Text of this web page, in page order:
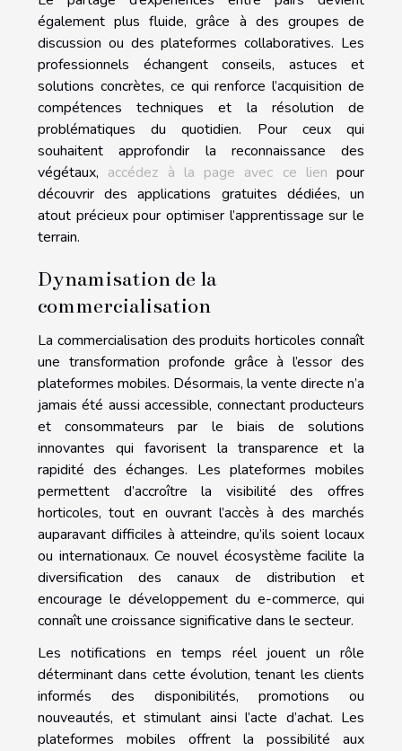
également plus fluide, grâce à des groupes de
discussion ou des plateformes collaboratives. Les
professionnels échangent conseils, astuces et
solutions concrètes, ce qui renforce l’acquisition de
compétences techniques et la résolution de
problématiques du quotidien. Pour ceux qui
souhaitent approfondir la reconnaissance des
végétaux, accédez à la page avec ce lien pour
découvrir des applications gratuites dédiées, un
atout précieux pour optimiser l’apprentissage sur le
terrain.
Dynamisation de la
commercialisation
La commercialisation des produits horticoles connaît
une transformation profonde grâce à l’essor des
plateformes mobiles. Désormais, la vente directe n’a
jamais été aussi accessible, connectant producteurs
et consommateurs par le biais de solutions
innovantes qui favorisent la transparence et la
rapidité des échanges. Les plateformes mobiles
permettent d’accroître la visibilité des offres
horticoles, tout en ouvrant l’accès à des marchés
auparavant difficiles à atteindre, qu’ils soient locaux
ou internationaux. Ce nouvel écosystème facilite la
diversification des canaux de distribution et
encourage le développement du e-commerce, qui
connaît une croissance significative dans le secteur.
Les notifications en temps réel jouent un rôle
déterminant dans cette évolution, tenant les clients
informés des disponibilités, promotions ou
nouveautés, et stimulant ainsi l’acte d’achat. Les
plateformes mobiles offrent la possibilité aux